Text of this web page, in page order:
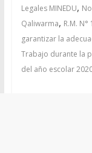
Legales MINEDU,
Qaliwarma, R.M.
garantizar la
Trabajo durante la
del año escolar